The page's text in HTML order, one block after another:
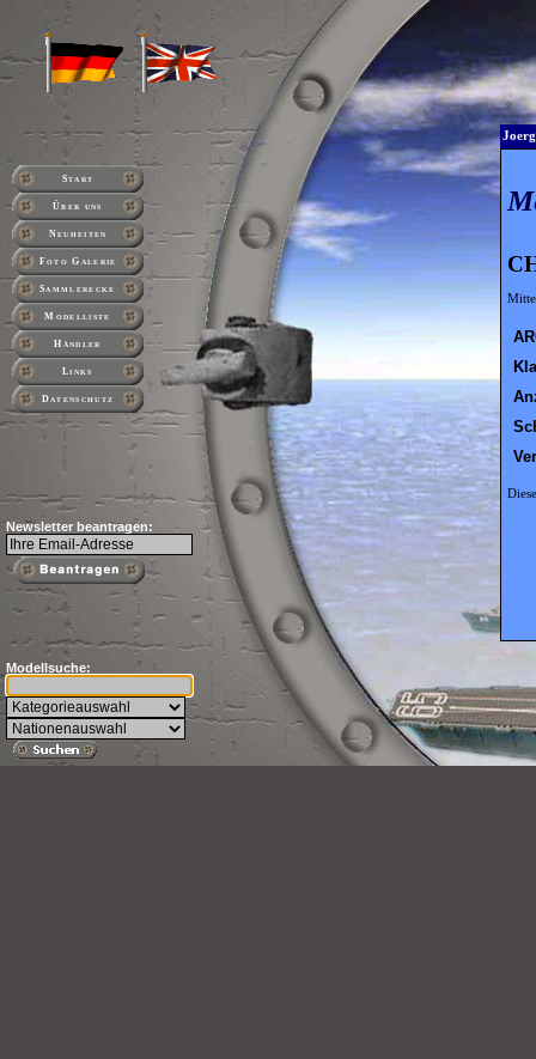
M
Start
Über uns
Neuheiten
Foto Galerie
Sammlerecke
Modelliste
Händler
Links
Datenschutz
Newsletter beantragen:
Modellsuche: